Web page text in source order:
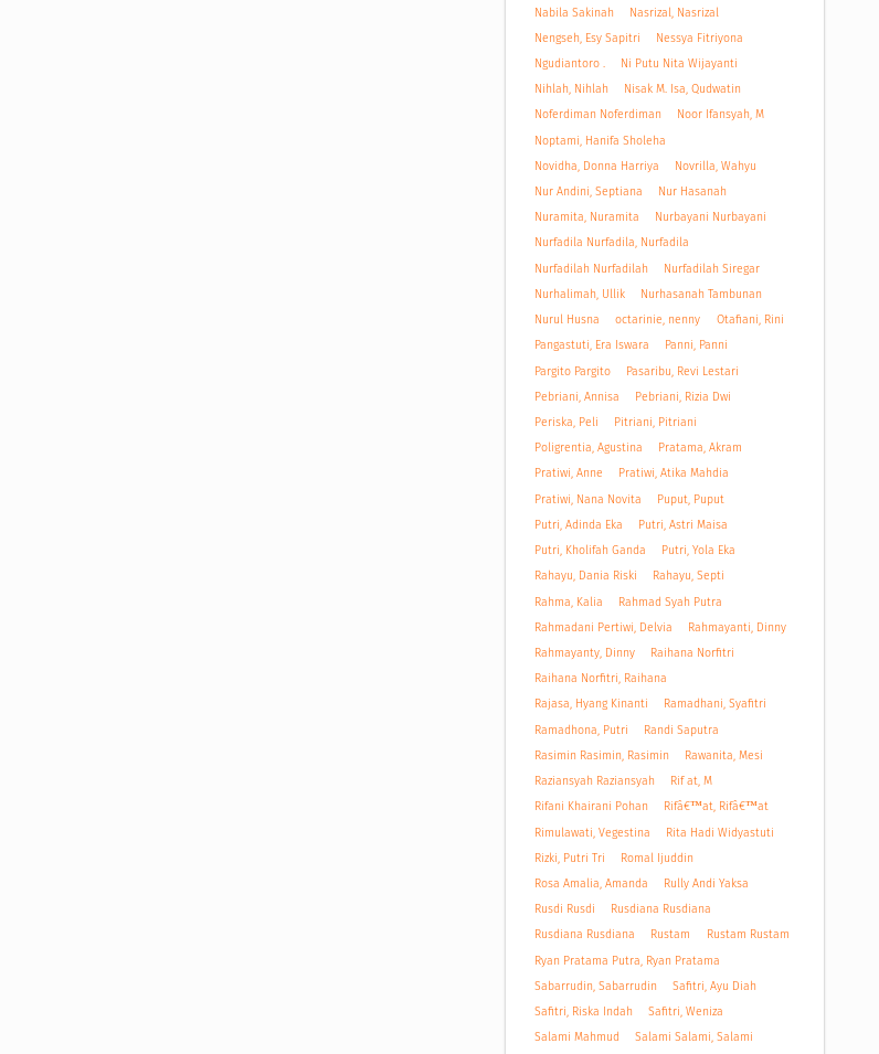
Nabila Sakinah
Nasrizal, Nasrizal
Nengseh, Esy Sapitri
Nessya Fitriyona
Ngudiantoro .
Ni Putu Nita Wijayanti
Nihlah, Nihlah
Nisak M. Isa, Qudwatin
Noferdiman Noferdiman
Noor Ifansyah, M
Noptami, Hanifa Sholeha
Novidha, Donna Harriya
Novrilla, Wahyu
Nur Andini, Septiana
Nur Hasanah
Nuramita, Nuramita
Nurbayani Nurbayani
Nurfadila Nurfadila, Nurfadila
Nurfadilah Nurfadilah
Nurfadilah Siregar
Nurhalimah, Ullik
Nurhasanah Tambunan
Nurul Husna
octarinie, nenny
Otafiani, Rini
Pangastuti, Era Iswara
Panni, Panni
Pargito Pargito
Pasaribu, Revi Lestari
Pebriani, Annisa
Pebriani, Rizia Dwi
Periska, Peli
Pitriani, Pitriani
Poligrentia, Agustina
Pratama, Akram
Pratiwi, Anne
Pratiwi, Atika Mahdia
Pratiwi, Nana Novita
Puput, Puput
Putri, Adinda Eka
Putri, Astri Maisa
Putri, Kholifah Ganda
Putri, Yola Eka
Rahayu, Dania Riski
Rahayu, Septi
Rahma, Kalia
Rahmad Syah Putra
Rahmadani Pertiwi, Delvia
Rahmayanti, Dinny
Rahmayanty, Dinny
Raihana Norfitri
Raihana Norfitri, Raihana
Rajasa, Hyang Kinanti
Ramadhani, Syafitri
Ramadhona, Putri
Randi Saputra
Rasimin Rasimin, Rasimin
Rawanita, Mesi
Raziansyah Raziansyah
Rif at, M
Rifani Khairani Pohan
Rifâ€™at, Rifâ€™at
Rimulawati, Vegestina
Rita Hadi Widyastuti
Rizki, Putri Tri
Romal Ijuddin
Rosa Amalia, Amanda
Rully Andi Yaksa
Rusdi Rusdi
Rusdiana Rusdiana
Rusdiana Rusdiana
Rustam
Rustam Rustam
Ryan Pratama Putra, Ryan Pratama
Sabarrudin, Sabarrudin
Safitri, Ayu Diah
Safitri, Riska Indah
Safitri, Weniza
Salami Mahmud
Salami Salami, Salami